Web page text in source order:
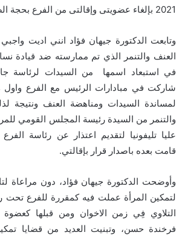
2021 بإلغاء عضويتى وإقالتى من الفرع بحجة الصالح العام.
وتابعت الدكتورة جيهان فؤاد انني اديت
العنف والتنمر الذي تم ممارسته ضد قيادة
في استبعاد اسمها من السيدات لرئاسة
شاركت في مبادارات الرئيس مع الفرع واول
لمساندة السيدات ومناهضة العنف ونتيجة
والتنمر من السيدة رئيسة المجلس القومي
عليا تليفونيا لتقديم اعتذار عن رئاسة
قامت بعده باصدار قرار بإقالتي.
وأوضحت الدكتورة جيهان فؤاد، دون مراعاة
لتمكين المرأة عملت فيه كمقررة للفرع تحت
التلاوي فِي زمن الاخوان ومن قبلها
فرخندة حسن، وتبنيت العديد من قضايا